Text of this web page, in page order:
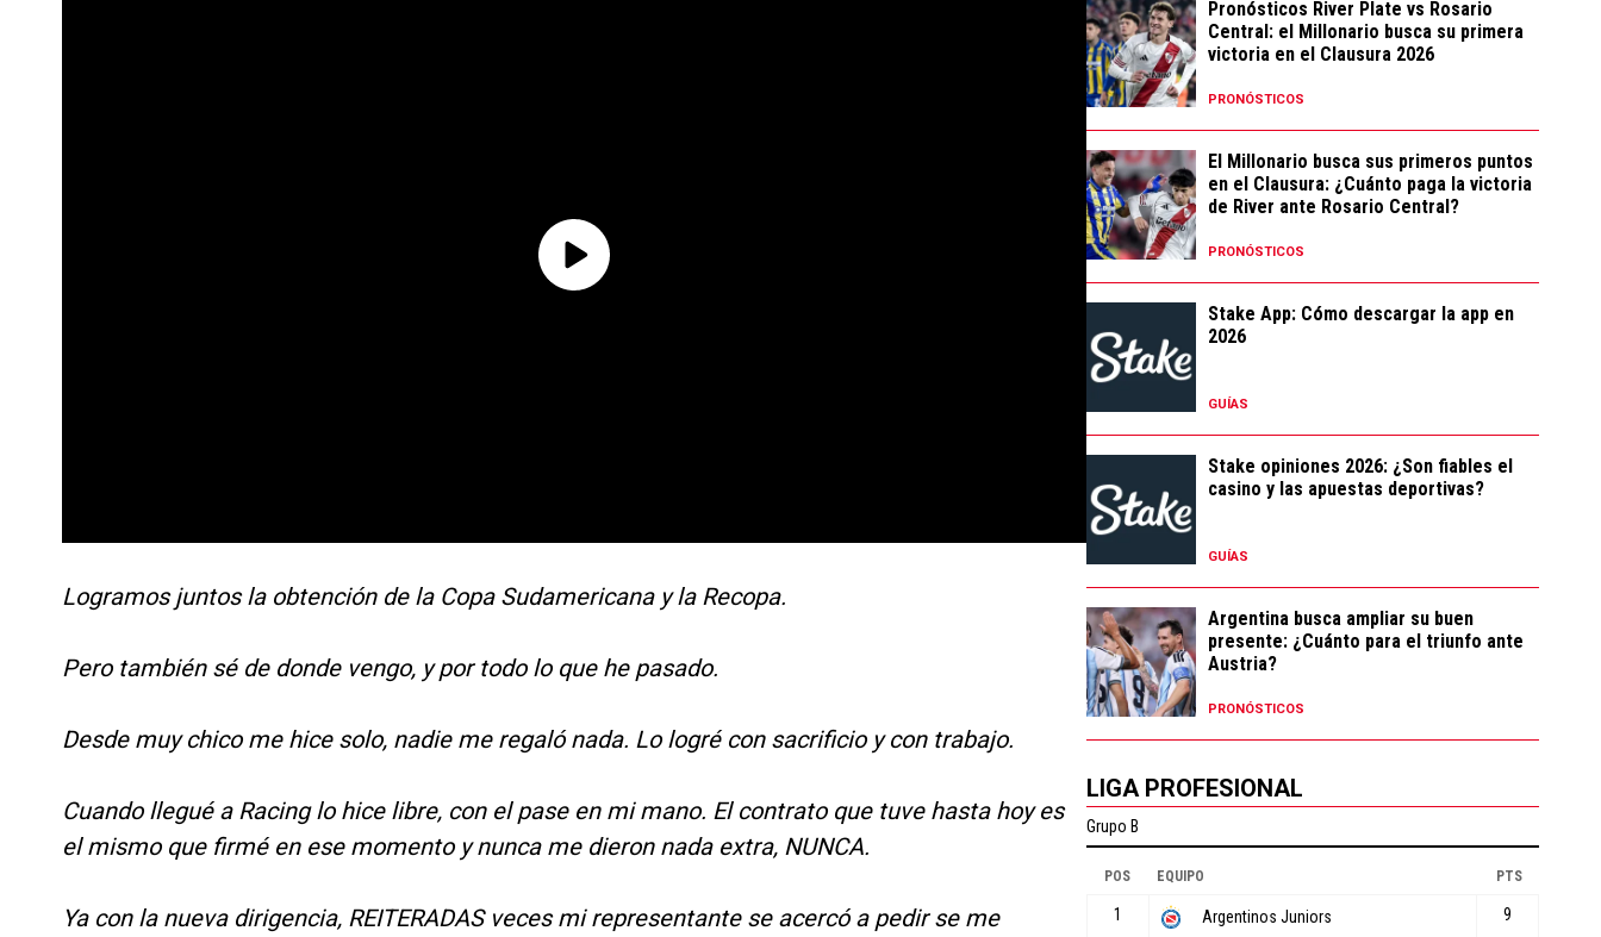
Logramos juntos la obtención de la Copa Sudamericana y la Recopa.
Pero también sé de donde vengo, y por todo lo que he pasado.
Desde muy chico me hice solo, nadie me regaló nada. Lo logré con sacrificio y con trabajo.
Cuando llegué a Racing lo hice libre, con el pase en mi mano. El contrato que tuve hasta hoy es
el mismo que firmé en ese momento y nunca me dieron nada extra, NUNCA.
Ya con la nueva dirigencia, REITERADAS veces mi representante se acercó a pedir se me
Pronósticos River Plate vs Rosario
Central: el Millonario busca su primera
victoria en el Clausura 2026
PRONÓSTICOS
El Millonario busca sus primeros puntos
en el Clausura: ¿Cuánto paga la victoria
de River ante Rosario Central?
PRONÓSTICOS
Stake App: Cómo descargar la app en
2026
GUÍAS
Stake opiniones 2026: ¿Son fiables el
casino y las apuestas deportivas?
GUÍAS
Argentina busca ampliar su buen
presente: ¿Cuánto para el triunfo ante
Austria?
PRONÓSTICOS
LIGA PROFESIONAL